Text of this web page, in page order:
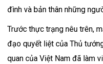
đình và bản thân những
Trước thực trạng nêu trên,
đạo quyết liệt của Thủ
quan của Việt Nam đã làm